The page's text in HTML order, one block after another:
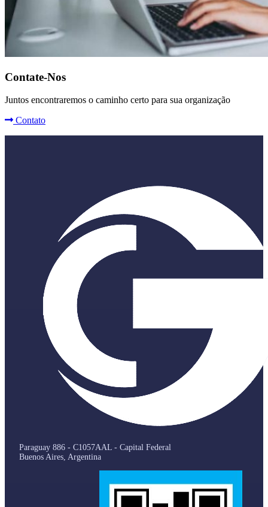
Contate-Nos
Juntos encontraremos o caminho certo para sua organização
Contato
Paraguay 886 - C1057AAL - Capital Federal
Buenos Aires, Argentina